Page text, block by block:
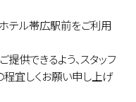
テル帯広駅前をご利用
提供できるよう、スタッフ
程宜しくお願い申し上げ